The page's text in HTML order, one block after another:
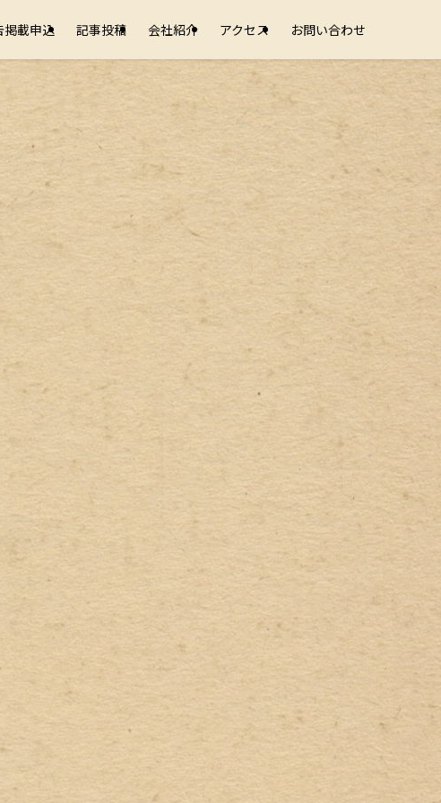
掲載申込 記事投稿 会社紹介 アクセス お問い合わせ